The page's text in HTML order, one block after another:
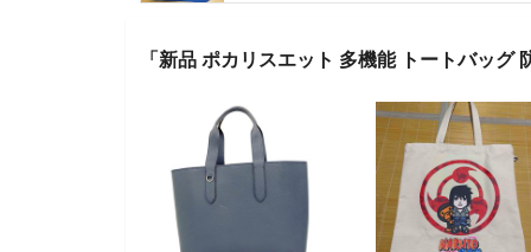
「新品 ポカリスエット 多機能 トートバッグ